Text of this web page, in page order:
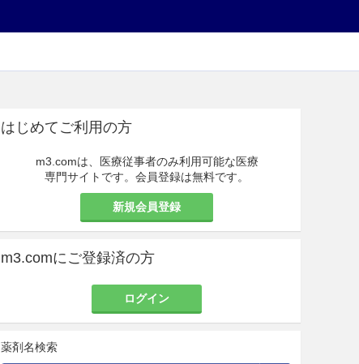
はじめてご利用の方
m3.comは、医療従事者のみ利用可能な医療
専門サイトです。会員登録は無料です。
新規会員登録
m3.comにご登録済の方
ログイン
薬剤名検索